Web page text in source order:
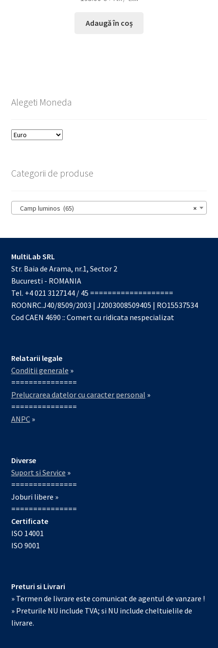
Adaugă în coș
Alegeti Moneda
Categorii de produse
×
Camp luminos (65)
MultiLab SRL
Str. Baia de Arama, nr.1, Sector 2
Bucuresti - ROMANIA
Tel. +4 021 3127144 / 45 ===================
ROONRC.J40/8509/2003 | J2003008509405 | RO15537534
Cod CAEN 4690 :: Comert cu ridicata nespecializat
Relatarii legale
Conditii generale »
===============
Prelucrarea datelor cu caracter personal »
===============
ANPC»
Diverse
Suport si Service »
===============
Joburi libere »
===============
Certificate
ISO 14001
ISO 9001
Preturi si Livrari
» Termen de livrare este comunicat de agentul de vanzare !
» Preturile NU include TVA; si NU include cheltuielile de
livrare.